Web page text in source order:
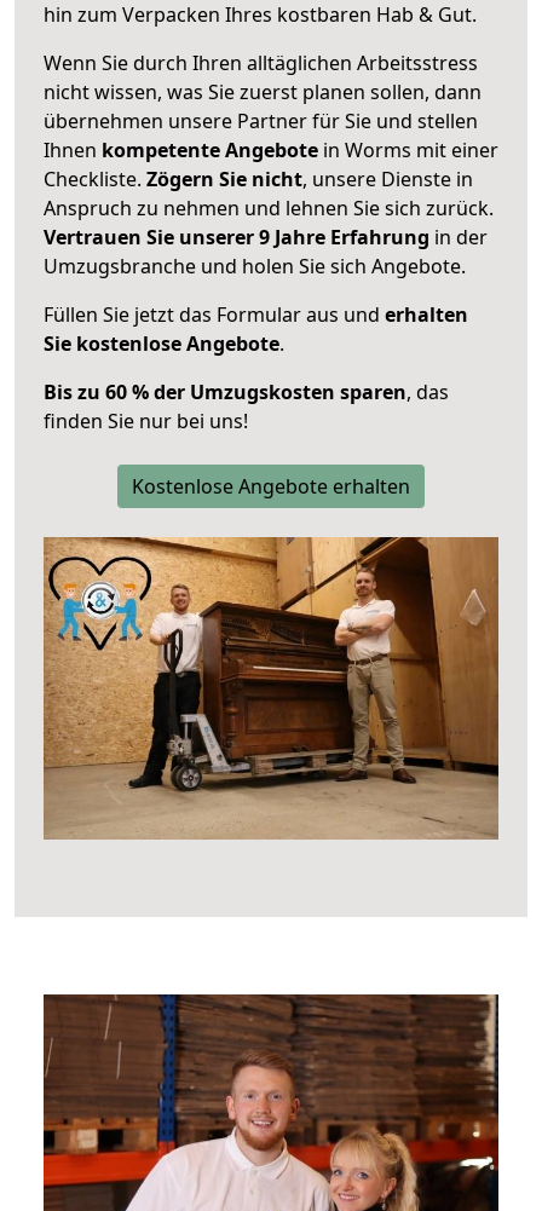
hin zum Verpacken Ihres kostbaren Hab & Gut.
Wenn Sie durch Ihren alltäglichen Arbeitsstress
nicht wissen, was Sie zuerst planen sollen, dann
übernehmen unsere Partner für Sie und stellen
Ihnen kompetente Angebote in Worms mit einer
Checkliste. Zögern Sie nicht, unsere Dienste in
Anspruch zu nehmen und lehnen Sie sich zurück.
Vertrauen Sie unserer 9 Jahre Erfahrung in der
Umzugsbranche und holen Sie sich Angebote.
Füllen Sie jetzt das Formular aus und erhalten
Sie kostenlose Angebote.
Bis zu 60 % der Umzugskosten sparen, das
finden Sie nur bei uns!
Kostenlose Angebote erhalten